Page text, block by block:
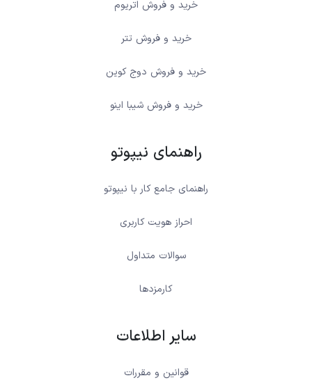
خرید و فروش اتریوم
خرید و فروش تتر
خرید و فروش دوج کوین
خرید و فروش شیبا اینو
راهنمای نیپوتو
راهنمای جامع کار با نیپوتو
احراز هویت کاربری
سوالات متداول
کارمزدها
سایر اطلاعات
قوانین و مقررات